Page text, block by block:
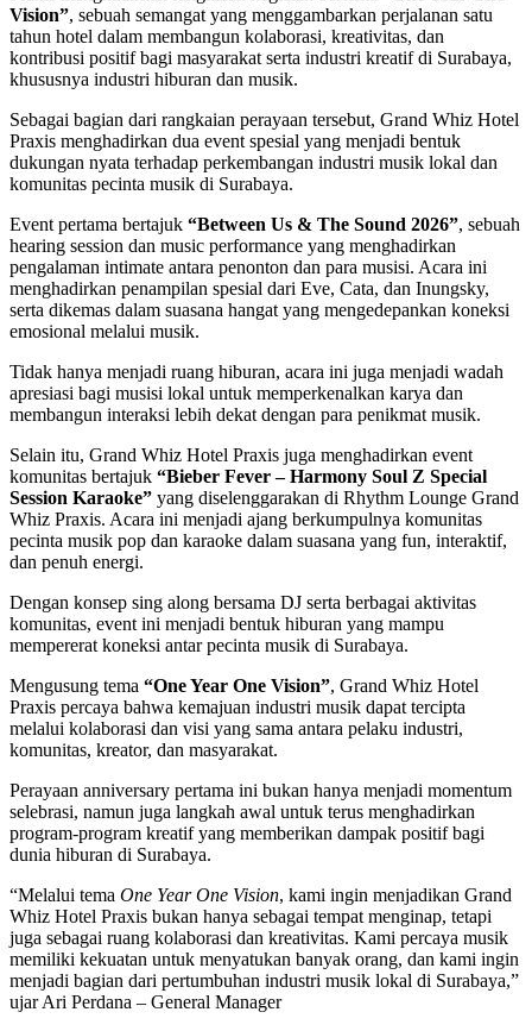
Vision”, sebuah semangat yang menggambarkan perjalanan satu
tahun hotel dalam membangun kolaborasi, kreativitas, dan
kontribusi positif bagi masyarakat serta industri kreatif di Surabaya,
khususnya industri hiburan dan musik.
Sebagai bagian dari rangkaian perayaan tersebut, Grand Whiz Hotel
Praxis menghadirkan dua event spesial yang menjadi bentuk
dukungan nyata terhadap perkembangan industri musik lokal dan
komunitas pecinta musik di Surabaya.
Event pertama bertajuk “Between Us & The Sound 2026”, sebuah
hearing session dan music performance yang menghadirkan
pengalaman intimate antara penonton dan para musisi. Acara ini
menghadirkan penampilan spesial dari Eve, Cata, dan Inungsky,
serta dikemas dalam suasana hangat yang mengedepankan koneksi
emosional melalui musik.
Tidak hanya menjadi ruang hiburan, acara ini juga menjadi wadah
apresiasi bagi musisi lokal untuk memperkenalkan karya dan
membangun interaksi lebih dekat dengan para penikmat musik.
Selain itu, Grand Whiz Hotel Praxis juga menghadirkan event
komunitas bertajuk “Bieber Fever – Harmony Soul Z Special
Session Karaoke” yang diselenggarakan di Rhythm Lounge Grand
Whiz Praxis. Acara ini menjadi ajang berkumpulnya komunitas
pecinta musik pop dan karaoke dalam suasana yang fun, interaktif,
dan penuh energi.
Dengan konsep sing along bersama DJ serta berbagai aktivitas
komunitas, event ini menjadi bentuk hiburan yang mampu
mempererat koneksi antar pecinta musik di Surabaya.
Mengusung tema “One Year One Vision”, Grand Whiz Hotel
Praxis percaya bahwa kemajuan industri musik dapat tercipta
melalui kolaborasi dan visi yang sama antara pelaku industri,
komunitas, kreator, dan masyarakat.
Perayaan anniversary pertama ini bukan hanya menjadi momentum
selebrasi, namun juga langkah awal untuk terus menghadirkan
program-program kreatif yang memberikan dampak positif bagi
dunia hiburan di Surabaya.
“Melalui tema One Year One Vision, kami ingin menjadikan Grand
Whiz Hotel Praxis bukan hanya sebagai tempat menginap, tetapi
juga sebagai ruang kolaborasi dan kreativitas. Kami percaya musik
memiliki kekuatan untuk menyatukan banyak orang, dan kami ingin
menjadi bagian dari pertumbuhan industri musik lokal di Surabaya,”
ujar Ari Perdana – General Manager